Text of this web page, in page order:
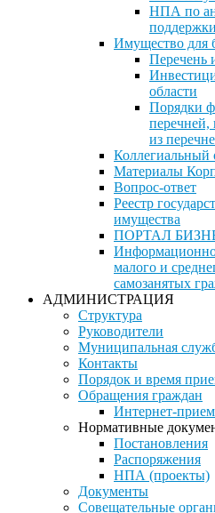
НПА по
Имущество для
Перечень
области
Порядки
перечней,
из
Коллегиальный
Материалы
Вопрос-ответ
Реестр
имущества
ПОРТАЛ
малого и
самозанятых
АДМИНИСТРАЦИЯ
Структура
Руководители
Муниципальная
Контакты
Порядок и время
Обращения граждан
Интернет-
Нормативные
Постановления
Распоряжения
НПА (проекты)
Документы
Совещательные